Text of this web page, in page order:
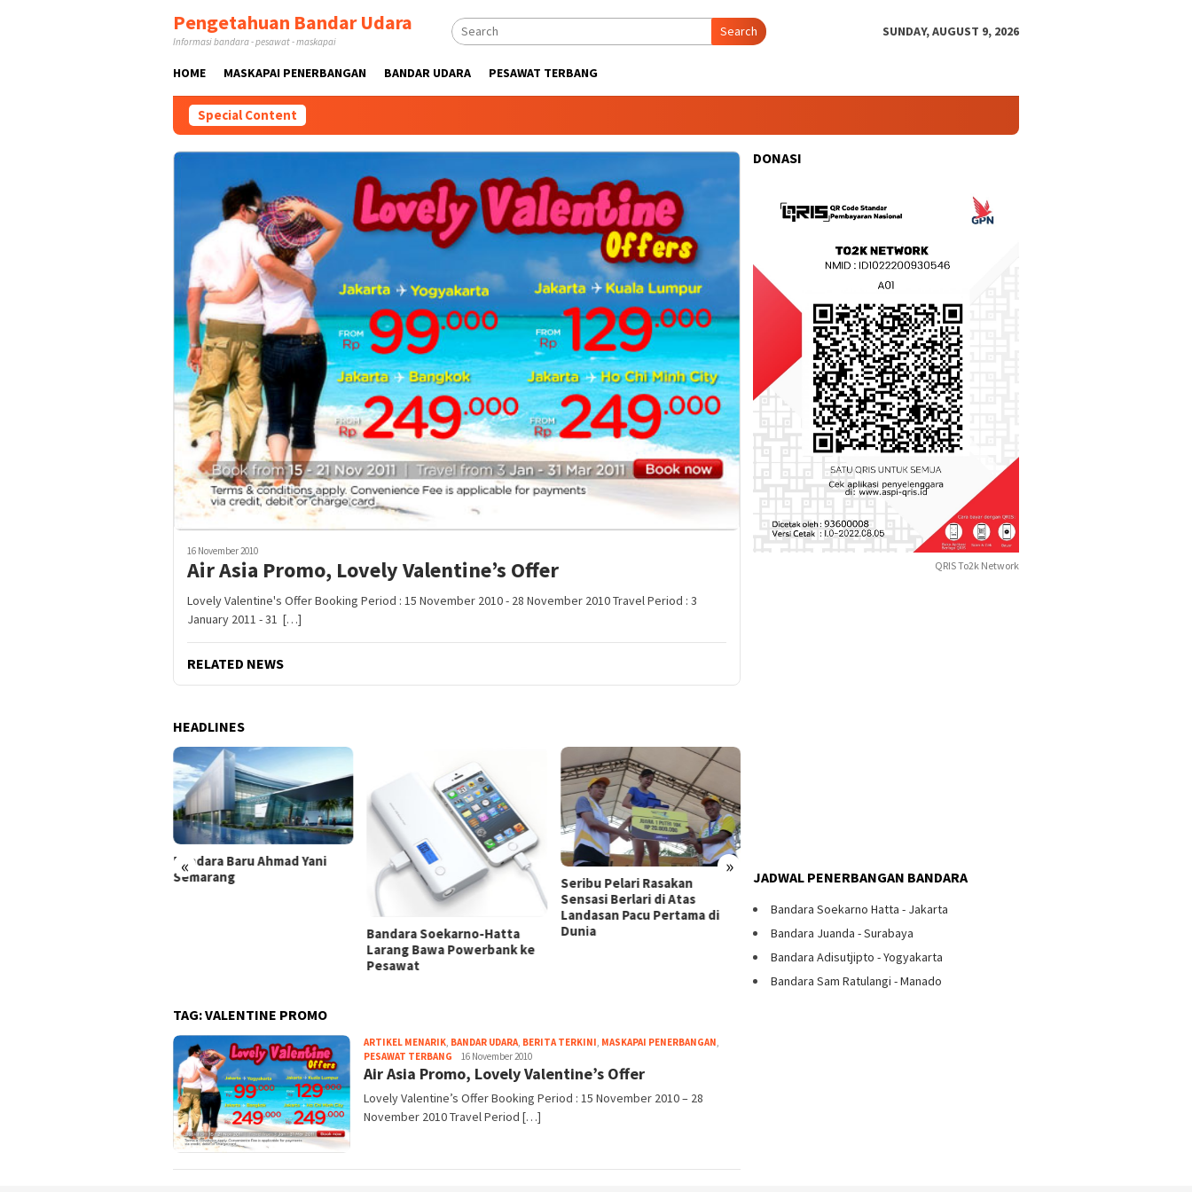
Pengetahuan Bandar Udara
Informasi bandara - pesawat - maskapai
Search SUNDAY, AUGUST 9, 2026
HOME MASKAPAI PENERBANGAN BANDAR UDARA PESAWAT TERBANG
Special Content
16 November 2010
Air Asia Promo, Lovely Valentine’s Offer
Lovely Valentine's Offer Booking Period : 15 November 2010 - 28 November 2010 Travel Period : 3
January 2011 - 31 […]
RELATED NEWS
HEADLINES
« »
Bandara Baru Ahmad Yani
Semarang
Bandara Soekarno-Hatta
Larang Bawa Powerbank ke
Pesawat
Seribu Pelari Rasakan
Sensasi Berlari di Atas
Landasan Pacu Pertama di
Dunia
IPL Bandara Kulonprogo
TAG:VALENTINE PROMO
ARTIKEL MENARIK BANDAR UDARA BERITA TERKINI MASKAPAI PENERBANGAN
PESAWAT TERBANG Webmaster
16 November 2010
Air Asia Promo, Lovely Valentine’s Offer
Lovely Valentine’s Offer Booking Period : 15 November 2010 – 28
November 2010 Travel Period […]
DONASI
QRIS To2k Network
JADWAL PENERBANGAN BANDARA
Bandara Soekarno Hatta - Jakarta
Bandara Juanda - Surabaya
Bandara Adisutjipto - Yogyakarta
Bandara Sam Ratulangi - Manado